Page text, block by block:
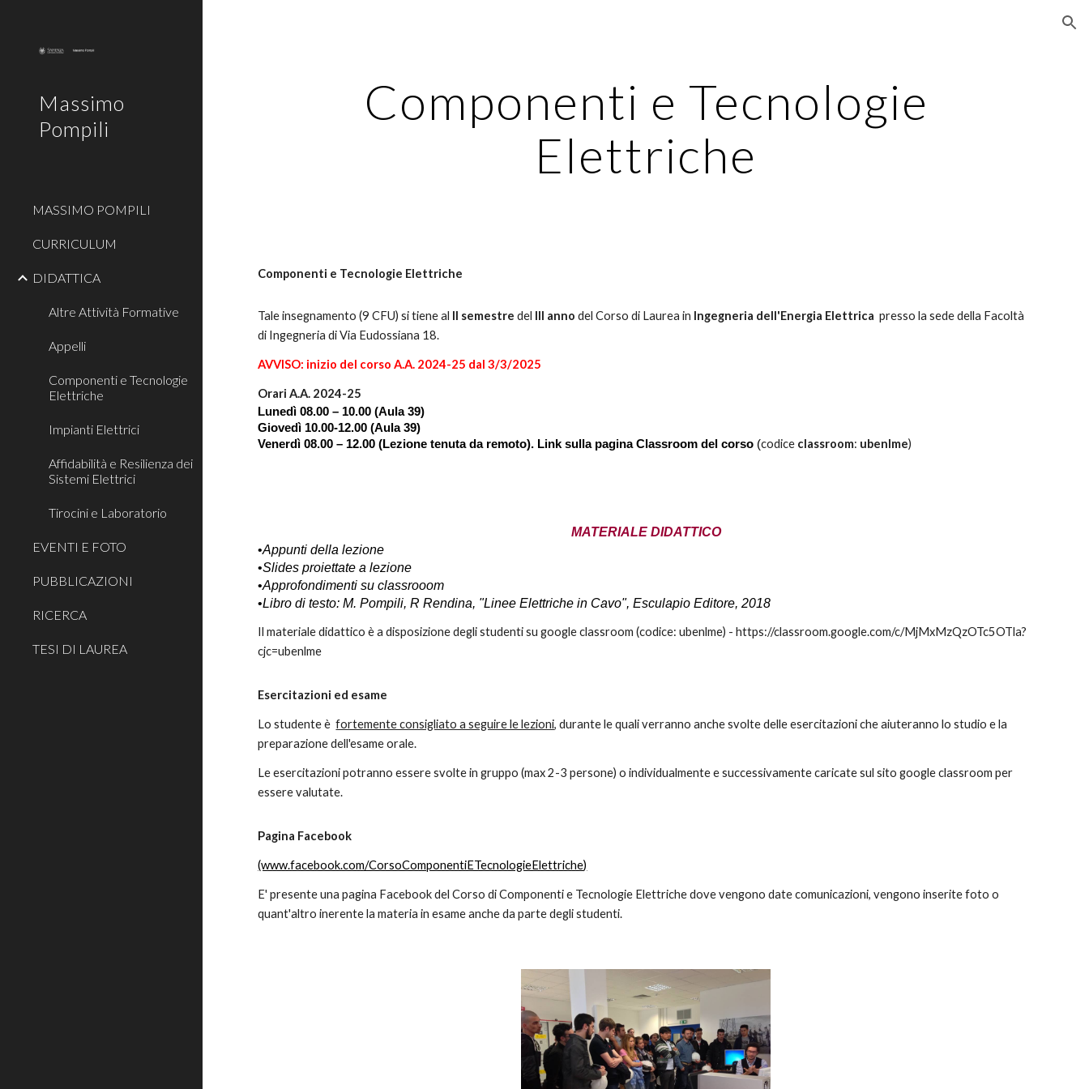
Massimo
Pompili
MASSIMO POMPILI
CURRICULUM
DIDATTICA
Altre Attività Formative
Appelli
Componenti e Tecnologie
Elettriche
Impianti Elettrici
Affidabilità e Resilienza dei
Sistemi Elettrici
Tirocini e Laboratorio
EVENTI E FOTO
PUBBLICAZIONI
RICERCA
TESI DI LAUREA
Componenti e Tecnologie
Elettriche
Componenti e Tecnologie Elettriche
Tale insegnamento (9 CFU) si tiene al II semestre del III anno del Corso di Laurea in Ingegneria dell'Energia Elettrica presso la sede della Facoltà
di Ingegneria di Via Eudossiana 18.
AVVISO: inizio del corso A.A. 2024-25 dal 3/3/2025
Orari A.A. 2024-25
Lunedì 08.00 – 10.00 (Aula 39)
Giovedì 10.00-12.00 (Aula 39)
Venerdì 08.00 – 12.00 (Lezione tenuta da remoto). Link sulla pagina Classroom del corso (codice classroom: ubenlme)
MATERIALE DIDATTICO
•Appunti della lezione
•Slides proiettate a lezione
•Approfondimenti su classrooom
•Libro di testo: M. Pompili, R Rendina, "Linee Elettriche in Cavo", Esculapio Editore, 2018
Il materiale didattico è a disposizione degli studenti su google classroom (codice: ubenlme) - https://classroom.google.com/c/MjMxMzQzOTc5OTla?
cjc=ubenlme
Esercitazioni ed esame
Lo studente èfortemente consigliato a seguire le lezioni, durante le quali verranno anche svolte delle esercitazioni che aiuteranno lo studio e la
preparazione dell'esame orale.
Le esercitazioni potranno essere svolte in gruppo (max 2-3 persone) o individualmente e successivamente caricate sul sito google classroom per
essere valutate.
Pagina Facebook
(www.facebook.com/CorsoComponentiETecnologieElettriche)
E' presente una pagina Facebook del Corso di Componenti e Tecnologie Elettriche dove vengono date comunicazioni, vengono inserite foto o
quant'altro inerente la materia in esame anche da parte degli studenti.